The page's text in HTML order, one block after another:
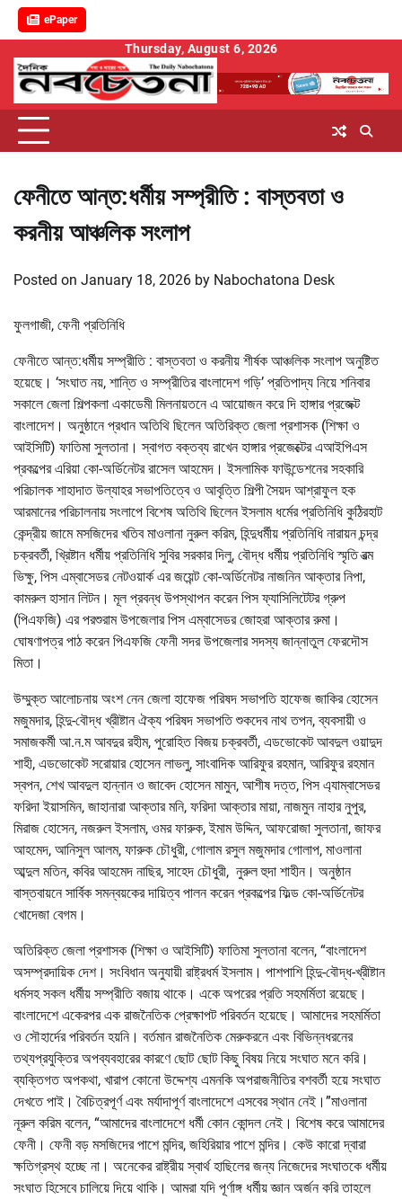
ePaper
content
Thursday, August 6, 2026
ফেনীতে আন্ত:ধর্মীয় সম্প্রীতি : বাস্তবতা ও
করনীয় আঞ্চলিক সংলাপ
Posted on January 18, 2026 by Nabochatona Desk
ফুলগাজী, ফেনী প্রতিনিধি
ফেনীতে আন্ত:ধর্মীয় সম্প্রীতি : বাস্তবতা ও করনীয় শীর্ষক আঞ্চলিক সংলাপ অনুষ্টিত
হয়েছে। ‘সংঘাত নয়, শান্তি ও সম্প্রীতির বাংলাদেশ গড়ি’ প্রতিপাদ্য নিয়ে শনিবার
সকালে জেলা শিল্পকলা একাডেমী মিলনায়তনে এ আয়োজন করে দি হাঙ্গার প্রজেক্ট
বাংলাদেশ। অনুষ্ঠানে প্রধান অতিথি ছিলেন অতিরিক্ত জেলা প্রশাসক (শিক্ষা ও
আইসিটি) ফাতিমা সুলতানা। স্বাগত বক্তব্য রাখেন হাঙ্গার প্রজেক্টের এআইপিএস
প্রকল্পের এরিয়া কো-অর্ডিনেটর রাসেল আহমেদ। ইসলামিক ফাউন্ডেশনের সহকারি
পরিচালক শাহাদাত উল্যাহর সভাপতিত্বে ও আবৃত্তি শিল্পী সৈয়দ আশ্রাফুল হক
আরমানের পরিচালনায় সংলাপে বিশেষ অতিথি ছিলেন ইসলাম ধর্মের প্রতিনিধি কুঠিরহাট
কেন্দ্রীয় জামে মসজিদের খতিব মাওলানা নুরুল করিম, হিন্দুধর্মীয় প্রতিনিধি নারায়ন চন্দ্র
চক্রবর্তী, খ্রিষ্টান ধর্মীয় প্রতিনিধি সুবির সরকার দিলু, বৌদ্ধ ধর্মীয় প্রতিনিধি স্মৃতি রত্ম
ভিক্ষু, পিস এম্বাসেডর নেটওয়ার্ক এর জয়েন্ট কো-অর্ডিনেটর নাজনিন আক্তার নিপা,
কামরুল হাসান লিটন। মূল প্রবন্ধ উপস্থাপন করেন পিস ফ্যাসিলিটেটর গ্রুপ
(পিএফজি) এর পরশুরাম উপজেলার পিস এম্বাসেডর জোহরা আক্তার রুমা।
ঘোষণাপত্র পাঠ করেন পিএফজি ফেনী সদর উপজেলার সদস্য জান্নাতুল ফেরদৌস
মিতা।
উম্মুক্ত আলোচনায় অংশ নেন জেলা হাফেজ পরিষদ সভাপতি হাফেজ জাকির হোসেন
মজুমদার, হিন্দু-বৌদ্ধ খ্রীষ্টান ঐক্য পরিষদ সভাপতি শুকদেব নাথ তপন, ব্যবসায়ী ও
সমাজকর্মী আ.ন.ম আবদুর রহীম, পুরোহিত বিজয় চক্রবর্তী, এডভোকেট আবদুল ওয়াদুদ
শাহী, এডভোকেট সরোয়ার হোসেন লাভলু, সাংবাদিক আরিফুর রহমান, আরিফুর রহমান
স্বপন, শেখ আবদুল হান্নান ও জাবেদ হোসেন মামুন, আশীষ দত্ত, পিস এ্যাম্বাসেডর
ফরিদা ইয়াসমিন, জাহানারা আক্তার মনি, ফরিদা আক্তার মায়া, নাজমুন নাহার নুপুর,
মিরাজ হোসেন, নজরুল ইসলাম, ওমর ফারুক, ইমাম উদ্দিন, আফরোজা সুলতানা, জাফর
আহমেদ, আনিসুল আলম, ফারুক চৌধুরী, গোলাম রসুল মজুমদার গোলাপ, মাওলানা
আব্দুল মতিন, কবির আহমেদ নাছির, সাহেদ চৌধুরী, নুরুল হুদা শাহীন। অনুষ্ঠান
বাস্তবায়নে সার্বিক সমন্বয়কের দায়িত্ব পালন করেন প্রকল্পের ফিল্ড কো-অর্ডিনেটর
খোদেজা বেগম।
অতিরিক্ত জেলা প্রশাসক (শিক্ষা ও আইসিটি) ফাতিমা সুলতানা বলেন, “বাংলাদেশ
অসম্প্রদায়িক দেশ। সংবিধান অনুযায়ী রাষ্ট্রধর্ম ইসলাম। পাশপাশি হিন্দু-বৌদ্ধ-খ্রীষ্টান
ধর্মসহ সকল ধর্মীয় সম্প্রীতি বজায় থাকে। একে অপরের প্রতি সহমর্মিতা রয়েছে।
বাংলাদেশে একেরপর এক রাজনৈতিক প্রেক্ষাপট পরিবর্তন হয়েছে। আমাদের সহমর্মিতা
ও সৌহার্দের পরিবর্তন হয়নি। বর্তমান রাজনৈতিক মেরুকরনে এবং বিভিন্নধরনের
তথ্যপ্রযুক্তির অপব্যবহারের কারণে ছোট ছোট কিছু বিষয় নিয়ে সংঘাত মনে করি।
ব্যক্তিগত অপকথা, খারাপ কোনো উদ্দেশ্য এমনকি অপরাজনীতির বশবর্তী হয়ে সংঘাত
দেখতে পাই। বৈচিত্রপূর্ণ এবং মর্যাদাপূর্ণ বাংলাদেশে এসবের স্থান নেই।”মাওলানা
নূরুল করিম বলেন, “আমাদের বাংলাদেশে ধর্মী কোন কোন্দল নেই। বিশেষ করে আমাদের
ফেনী। ফেনী বড় মসজিদের পাশে মন্দির, জহিরিয়ার পাশে মন্দির। কেউ কারো দ্বারা
ক্ষতিগ্রস্থ হচ্ছে না। অনেকের রাষ্ট্রীয় স্বার্থ হাছিলের জন্য নিজেদের সংঘাতকে ধর্মীয়
সংঘাত হিসেবে চালিয়ে দিয়ে থাকি। আমরা যদি পূর্ণাঙ্গ ধর্মীয় জ্ঞান অর্জন করি তাহলে